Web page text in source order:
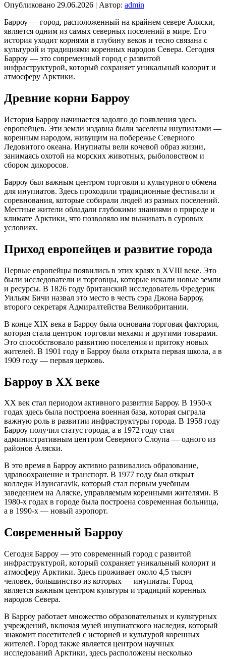
Опубликовано 29.06.2026 | Автор: admin
Барроу — город, расположенный на крайнем севере Аляски,
является одним из самых северных поселений в мире. Его
история уходит корнями в глубину веков и тесно связана с
культурой и традициями коренных народов Севера. Сегодня
Барроу — это современный город с развитой
инфраструктурой, который сохраняет уникальный колорит и
атмосферу Арктики.
Древние корни Барроу
История Барроу начинается задолго до появления здесь
европейцев. Эти земли издавна были заселены инупиатами —
коренным народом, живущим на побережье Северного
Ледовитого океана. Инупиаты вели кочевой образ жизни,
занимаясь охотой на морских животных, рыболовством и
сбором дикоросов.
Барроу был важным центром торговли и культурного обмена
для инупиатов. Здесь проходили традиционные фестивали и
соревнования, которые собирали людей из разных поселений.
Местные жители обладали глубокими знаниями о природе и
климате Арктики, что позволяло им выживать в суровых
условиях.
Приход европейцев и развитие города
Первые европейцы появились в этих краях в XVIII веке. Это
были исследователи и торговцы, которые искали новые земли
и ресурсы. В 1826 году британский исследователь Фредерик
Уильям Бичи назвал это место в честь сэра Джона Барроу,
второго секретаря Адмиралтейства Великобритании.
В конце XIX века в Барроу была основана торговая фактория,
которая стала центром торговли мехами и другими товарами.
Это способствовало развитию поселения и притоку новых
жителей. В 1901 году в Барроу была открыта первая школа, а в
1909 году — первая церковь.
Барроу в XX веке
XX век стал периодом активного развития Барроу. В 1950-х
годах здесь была построена военная база, которая сыграла
важную роль в развитии инфраструктуры города. В 1958 году
Барроу получил статус города, а в 1972 году стал
административным центром Северного Слоупа — одного из
районов Аляски.
В это время в Барроу активно развивались образование,
здравоохранение и транспорт. В 1977 году был открыт
колледж Илуисагаvik, который стал первым учебным
заведением на Аляске, управляемым коренными жителями. В
1980-х годах в городе была построена современная больница,
а в 1990-х — новый аэропорт.
Современный Барроу
Сегодня Барроу — это современный город с развитой
инфраструктурой, который сохраняет уникальный колорит и
атмосферу Арктики. Здесь проживает около 4,5 тысяч
человек, большинство из которых — инупиаты. Город
является важным центром культуры и традиций коренных
народов Севера.
В Барроу работает множество образовательных и культурных
учреждений, включая музей инупиатского наследия, который
знакомит посетителей с историей и культурой коренных
жителей. Город также является центром научных
исследований Арктики, здесь расположены несколько